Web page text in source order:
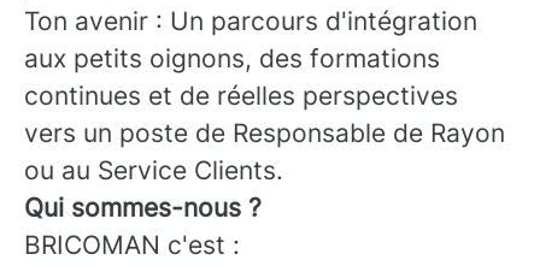
Ton avenir : Un parcours d'intégration
aux petits oignons, des formations
continues et de réelles perspectives
vers un poste de Responsable de Rayon
ou au Service Clients.
Qui sommes-nous ?
BRICOMAN c'est :